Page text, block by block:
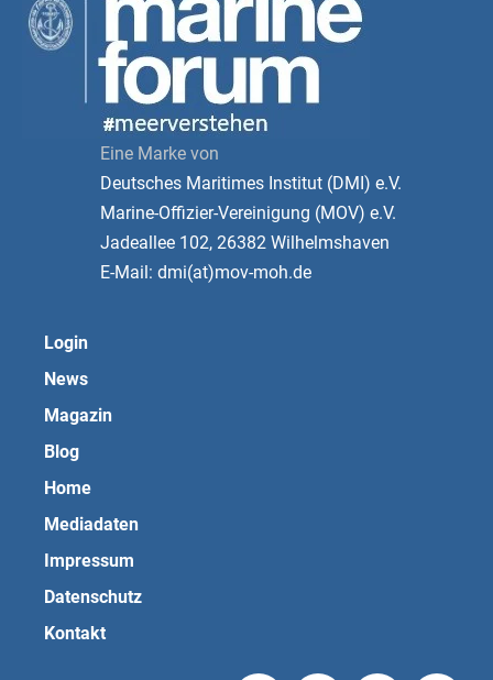
Eine Marke von
Deutsches Maritimes Institut (DMI) e.V.
Marine-Offizier-Vereinigung (MOV) e.V.
Jadeallee 102, 26382 Wilhelmshaven
E-Mail: dmi(at)mov-moh.de
Login
News
Magazin
Blog
Home
Mediadaten
Impressum
Datenschutz
Kontakt